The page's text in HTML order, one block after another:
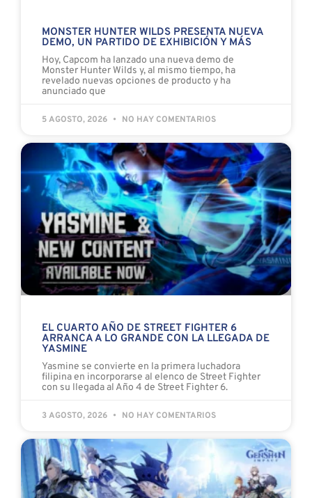
MONSTER HUNTER WILDS PRESENTA NUEVA
DEMO, UN PARTIDO DE EXHIBICIÓN Y MÁS
Hoy, Capcom ha lanzado una nueva demo de
Monster Hunter Wilds y, al mismo tiempo, ha
revelado nuevas opciones de producto y ha
anunciado que
5 AGOSTO, 2026 NO HAY COMENTARIOS
EL CUARTO AÑO DE STREET FIGHTER 6
ARRANCA A LO GRANDE CON LA LLEGADA DE
YASMINE
Yasmine se convierte en la primera luchadora
filipina en incorporarse al elenco de Street Fighter
con su llegada al Año 4 de Street Fighter 6.
3 AGOSTO, 2026 NO HAY COMENTARIOS